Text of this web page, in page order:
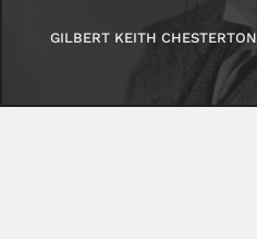
GILBERT KEITH CHESTERTON